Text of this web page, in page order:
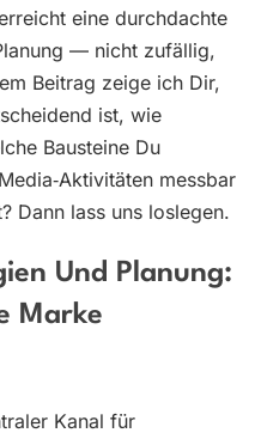
eine durchdachte
— nicht zufällig,
Beitrag zeige ich Dir,
ist, wie
Bausteine Du
messbar
Dann lass uns loslegen.
Und Planung:
Marke
Kanal für